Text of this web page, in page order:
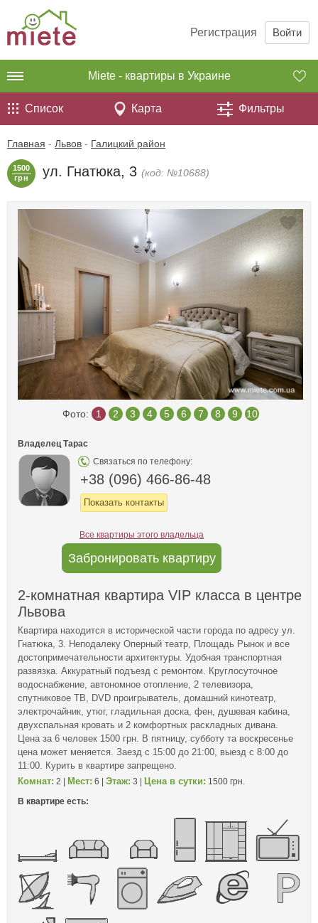
Регистрация Войти
Miete - квартиры в Украине
Список Карта Фильтры
Главная - Львов - Галицкий район
1500
грн
ул. Гнатюка, 3 (код: №10688)
Фото: 1 2 3 4 5 6 7 8 9 10
Владелец Тарас
Связаться по телефону:
+38 (096) 466-86-48
Показать контакты
Все квартиры этого владельца
Забронировать квартиру
2-комнатная квартира VIP класса в центре
Львова
Квартира находится в исторической части города по адресу ул.
Гнатюка, 3. Неподалеку Оперный театр, Площадь Рынок и все
достопримечательности архитектуры. Удобная транспортная
развязка. Аккуратный подъезд с ремонтом. Круглосуточное
водоснабжение, автономное отопление, 2 телевизора,
спутниковое ТВ, DVD проигрыватель, домашний кинотеатр,
электрочайник, утюг, гладильная доска, фен, душевая кабина,
двухспальная кровать и 2 комфортных раскладных дивана.
Цена за 6 человек 1500 грн. В пятницу, субботу та воскресенье
цена может меняется. Заезд с 15:00 до 21:00, выезд с 8:00 до
11:00. Курить в квартире запрещено.
Комнат: 2 | Мест: 6 | Этаж: 3 | Цена в сутки: 1500 грн.
В квартире есть: